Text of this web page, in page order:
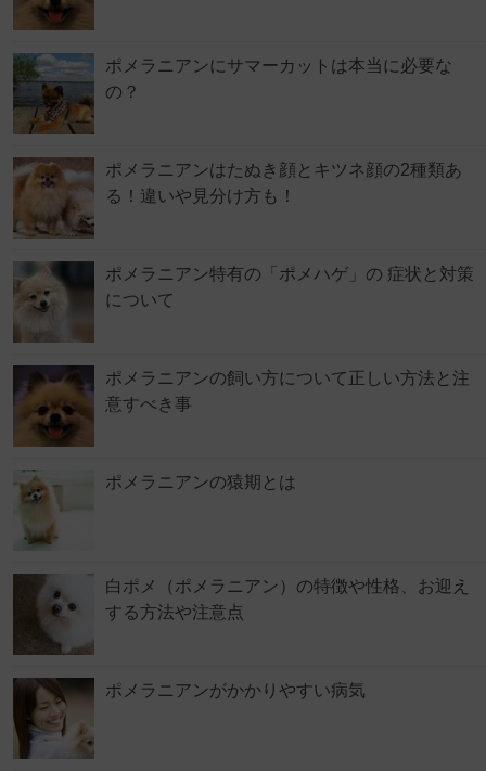
ポメラニアンにサマーカットは本当に必要な
の？
ポメラニアンはたぬき顔とキツネ顔の2種類あ
る！違いや見分け方も！
ポメラニアン特有の「ポメハゲ」の 症状と対策
について
ポメラニアンの飼い方について正しい方法と注
意すべき事
ポメラニアンの猿期とは
白ポメ（ポメラニアン）の特徴や性格、お迎え
する方法や注意点
ポメラニアンがかかりやすい病気